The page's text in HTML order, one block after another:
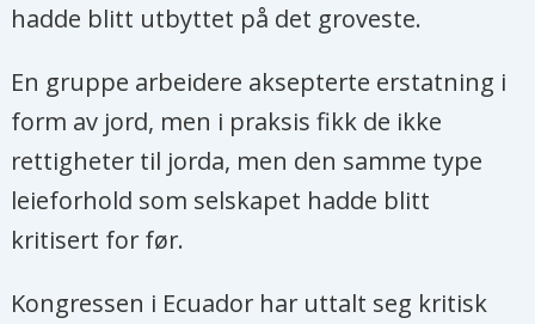
hadde blitt utbyttet på det groveste.
En gruppe arbeidere aksepterte erstatning i
form av jord, men i praksis fikk de ikke
rettigheter til jorda, men den samme type
leieforhold som selskapet hadde blitt
kritisert for før.
Kongressen i Ecuador har uttalt seg kritisk